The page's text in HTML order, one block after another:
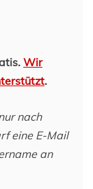
Wir
.
nach
eine E-Mail
an